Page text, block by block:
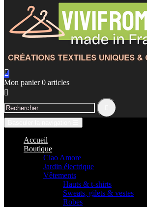

Mon panier 0 articles

Accueil
Boutique
Ciao Amore
Jardin électrique
Vêtements
Hauts & t-shirts
Sweats, gilets & vestes
Robes